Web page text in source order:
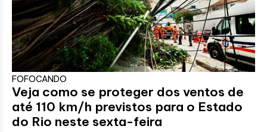
FOFOCANDO
Veja como se proteger dos ventos de
até 110 km/h previstos para o Estado
do Rio neste sexta-feira